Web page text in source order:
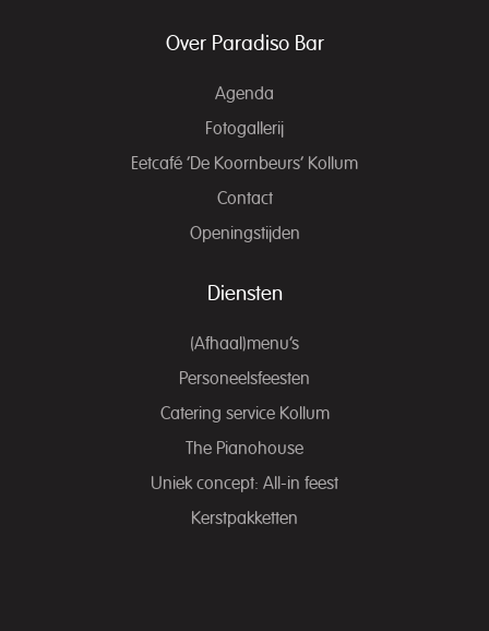
Over Paradiso Bar
Agenda
Fotogallerij
Eetcafé ‘De Koornbeurs’ Kollum
Contact
Openingstijden
Diensten
(Afhaal)menu’s
Personeelsfeesten
Catering service Kollum
The Pianohouse
Uniek concept: All-in feest
Kerstpakketten